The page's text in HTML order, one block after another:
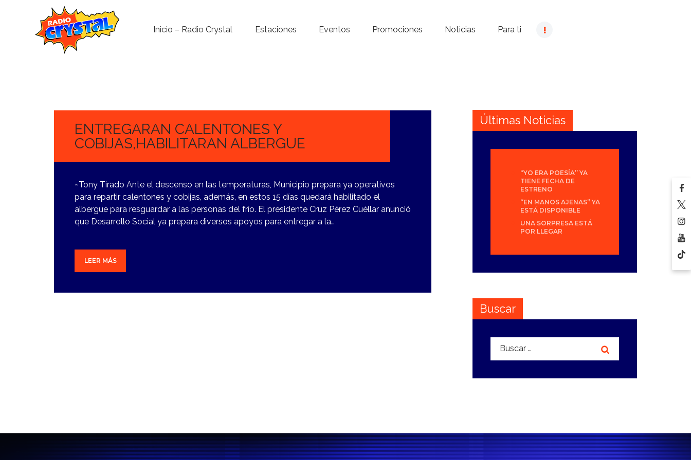
Inicio – Radio Crystal Estaciones Eventos Promociones Noticias Para ti
Noticias
Para ti
Contacto
ENTREGARAN CALENTONES Y
COBIJAS,HABILITARAN ALBERGUE
~Tony Tirado Ante el descenso en las temperaturas, Municipio prepara ya operativos
para repartir calentones y cobijas, además, en estos 15 días quedará habilitado el
albergue para resguardar a las personas del frío. El presidente Cruz Pérez Cuéllar anunció
que Desarrollo Social ya prepara diversos apoyos para entregar a la…
LEER MÁS
Últimas Noticias
“YO ERA POESÍA” YA
TIENE FECHA DE
ESTRENO
“EN MANOS AJENAS” YA
ESTÁ DISPONIBLE
UNA SORPRESA ESTÁ
POR LLEGAR
Buscar
Buscar: